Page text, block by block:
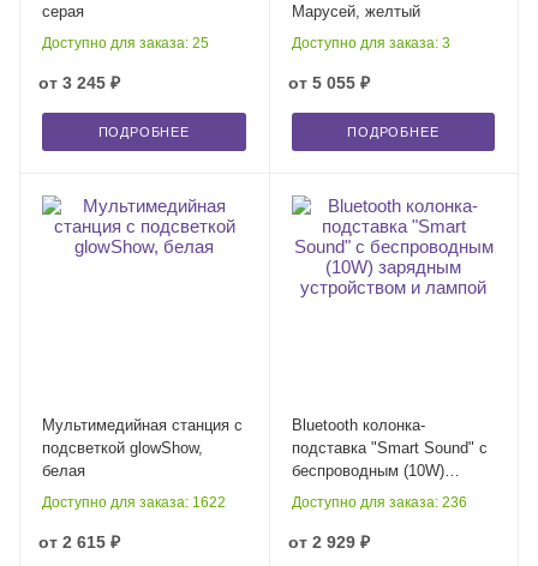
серая
Доступно для заказа: 25
от 3 245 ₽
ПОДРОБНЕЕ
Марусей, желтый
Доступно для заказа: 3
от 5 055 ₽
ПОДРОБНЕЕ
Мультимедийная станция с
подсветкой glowShow,
белая
Доступно для заказа: 1622
от 2 615 ₽
Bluetooth колонка-
подставка "Smart Sound" с
беспроводным (10W)
зарядным устройством и
Доступно для заказа: 236
от 2 929 ₽